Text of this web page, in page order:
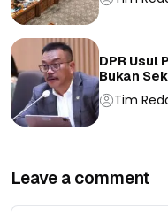
DPR Usul
Bukan
Tim
Leave a comment